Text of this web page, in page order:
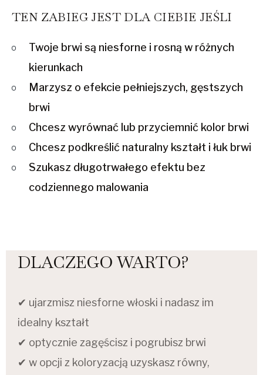
TEN ZABIEG JEST DLA CIEBIE JEŚLI
Twoje brwi są niesforne i rosną w różnych
kierunkach
Marzysz o efekcie pełniejszych, gęstszych
brwi
Chcesz wyrównać lub przyciemnić kolor brwi
Chcesz podkreślić naturalny kształt i łuk brwi
Szukasz długotrwałego efektu bez
codziennego malowania
DLACZEGO WARTO?
✔ ujarzmisz niesforne włoski i nadasz im
idealny kształt
✔ optycznie zagęścisz i pogrubisz brwi
✔ w opcji z koloryzacją uzyskasz równy,